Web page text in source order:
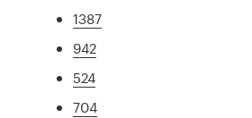
1387
942
524
704